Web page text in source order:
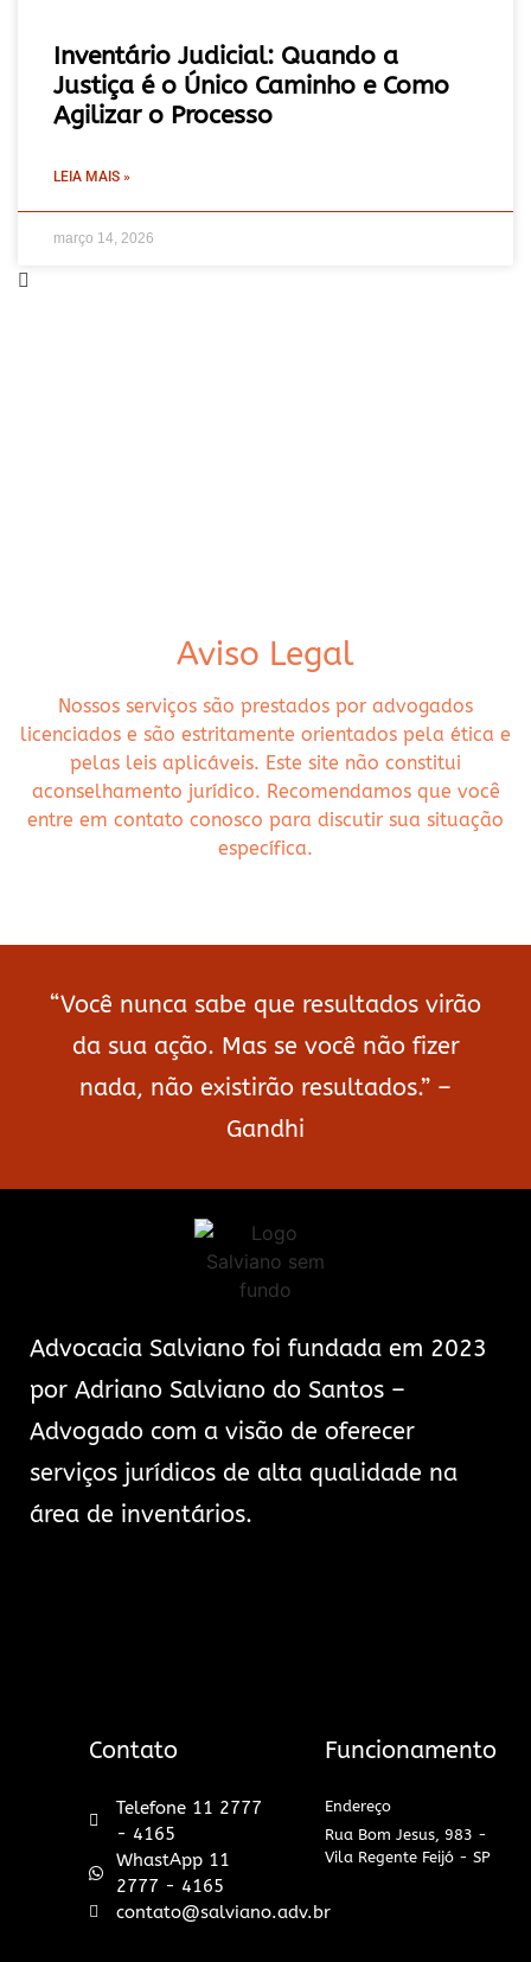
Inventário Judicial: Quando a
Justiça é o Único Caminho e Como
Agilizar o Processo
LEIA MAIS »
março 14, 2026
Aviso Legal
Nossos serviços são prestados por advogados
licenciados e são estritamente orientados pela ética e
pelas leis aplicáveis. Este site não constitui
aconselhamento jurídico. Recomendamos que você
entre em contato conosco para discutir sua situação
específica.
“Você nunca sabe que resultados virão
da sua ação. Mas se você não fizer
nada, não existirão resultados.” –
Gandhi
Advocacia Salviano foi fundada em 2023
por Adriano Salviano do Santos –
Advogado com a visão de oferecer
serviços jurídicos de alta qualidade na
área de inventários.
Contato
Telefone 11 2777
- 4165
WhastApp 11
2777 - 4165
contato@salviano.adv.br
Funcionamento
Endereço
Rua Bom Jesus, 983 -
Vila Regente Feijó - SP